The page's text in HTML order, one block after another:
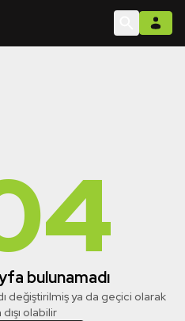
bulunamadı
değiştirilmiş ya da geçici olarak
olabilir